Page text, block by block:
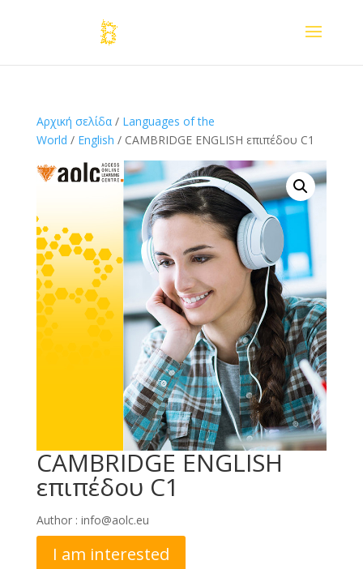
Αρχική σελίδα/ Languages of the
World / English / CAMBRIDGE ENGLISH επιπέδου C1
CAMBRIDGE ENGLISH
επιπέδου C1
Author : info@aolc.eu
I am interested